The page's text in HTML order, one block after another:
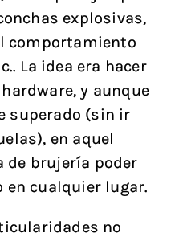
explosivas,
comportamiento
La idea era hacer
y aunque
superado (sin ir
en aquel
de brujería poder
en cualquier lugar.
no